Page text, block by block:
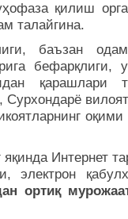
қилиш
талайгина.
баъзан
бефарқлиги,
қарашлари
Интернет
электрон
ортиқ